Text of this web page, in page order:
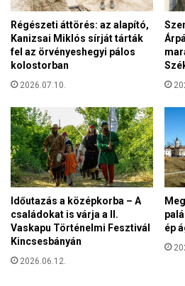
Régészeti áttörés: az alapító,
Kanizsai Miklós sírját tárták
fel az örvényeshegyi pálos
kolostorban
2026.07.10.
Időutazás a középkorba – A
családokat is várja a II.
Vaskapu Történelmi Fesztivál
Kincsesbányán
2026.06.12.
ép